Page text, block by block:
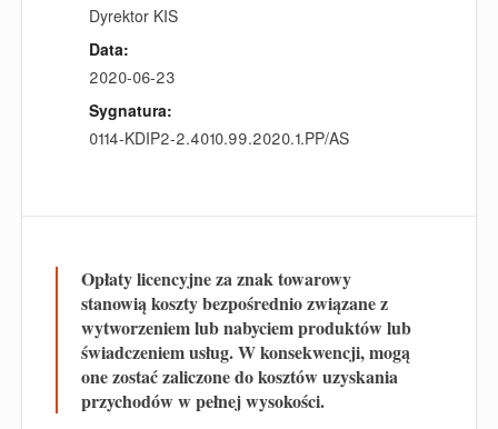
Dyrektor KIS
Data:
2020-06-23
Sygnatura:
0114-KDIP2-2.4010.99.2020.1.PP/AS
Opłaty licencyjne za znak towarowy
stanowią koszty bezpośrednio związane z
wytworzeniem lub nabyciem produktów lub
świadczeniem usług. W konsekwencji, mogą
one zostać zaliczone do kosztów uzyskania
przychodów w pełnej wysokości.